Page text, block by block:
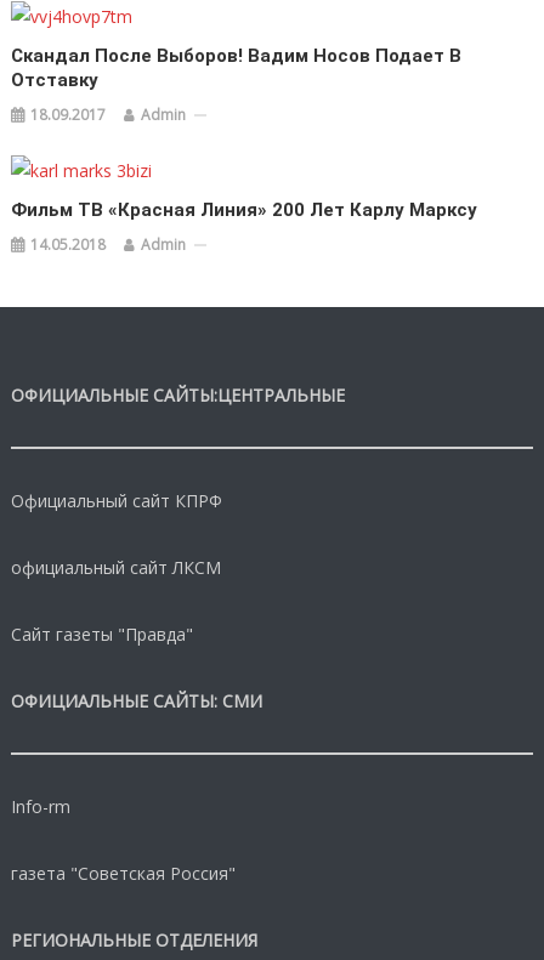
Скандал После Выборов! Вадим Носов Подает В
Отставку
18.09.2017 Admin
Фильм ТВ «Красная Линия» 200 Лет Карлу Марксу
14.05.2018 Admin
ОФИЦИАЛЬНЫЕ САЙТЫ:ЦЕНТРАЛЬНЫЕ
Официальный сайт КПРФ
официальный сайт ЛКСМ
Сайт газеты "Правда"
ОФИЦИАЛЬНЫЕ САЙТЫ: СМИ
Info-rm
газета "Советская Россия"
РЕГИОНАЛЬНЫЕ ОТДЕЛЕНИЯ